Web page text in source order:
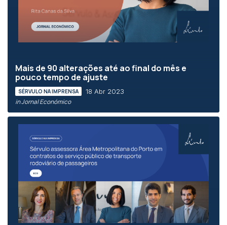
Mais de 90 alterações até ao final do mês e
pouco tempo de ajuste
SÉRVULO NA IMPRENSA 18 Abr 2023
in Jornal Económico